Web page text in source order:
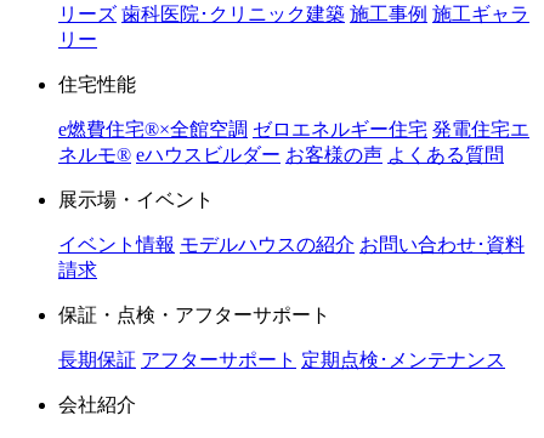
リーズ 歯科医院･クリニック建築 施工事例 施工ギャラ
リー
住宅性能
e燃費住宅®︎×全館空調 ゼロエネルギー住宅 発電住宅エ
ネルモ®︎ eハウスビルダー お客様の声 よくある質問
展示場・イベント
イベント情報 モデルハウスの紹介 お問い合わせ･資料
請求
保証・点検・アフターサポート
長期保証 アフターサポート 定期点検･メンテナンス
会社紹介